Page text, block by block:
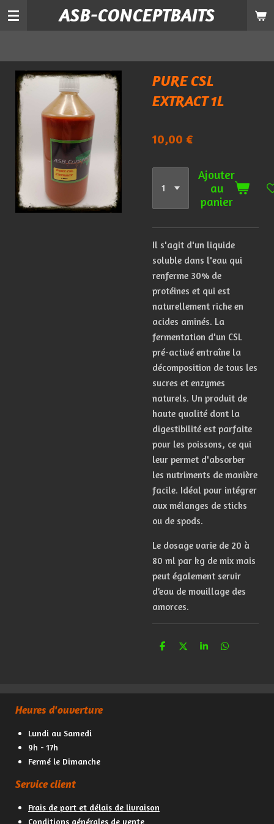
Passer
principal
ASB-CONCEPTBAITS
PURE CSL
EXTRACT 1L
10,00 €
Ajouter
au
panier
Il s'agit d'un liquide
soluble dans l'eau qui
renferme 30% de
protéines et qui est
naturellement riche en
acides aminés. La
fermentation d'un CSL
pré-activé entraîne la
décomposition de tous les
sucres et enzymes
naturels. Un produit de
haute qualité dont la
digestibilité est parfaite
pour les poissons, ce qui
leur permet d'absorber
les nutriments de manière
facile. Idéal pour intégrer
aux mélanges de sticks
ou de spods.
Le dosage varie de 20 à
80 ml par kg de mix mais
peut également servir
d’eau de mouillage des
amorces.
P
g
P
g
P
g
P
g
Heures d'ouverture
Lundi au Samedi
9h - 17h
Fermé le Dimanche
Service client
Frais de port et délais de livraison
Conditions générales de vente